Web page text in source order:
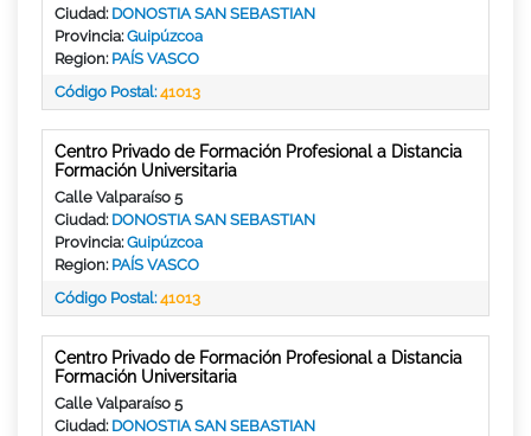
Ciudad: DONOSTIA SAN SEBASTIAN
Provincia:Guipúzcoa
Region: PAÍS VASCO
Código Postal:41013
Centro Privado de Formación Profesional a Distancia
Formación Universitaria
Calle Valparaíso 5
Ciudad: DONOSTIA SAN SEBASTIAN
Provincia:Guipúzcoa
Region: PAÍS VASCO
Código Postal:41013
Centro Privado de Formación Profesional a Distancia
Formación Universitaria
Calle Valparaíso 5
Ciudad: DONOSTIA SAN SEBASTIAN